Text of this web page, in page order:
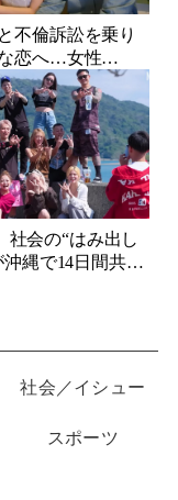
不倫訴訟を乗り
恋へ…女性
選んだのは身長
者
社会の“はみ出し
沖縄で14日間共同
社会／イシュー
スポーツ